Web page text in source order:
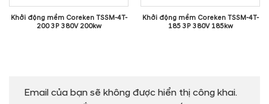
Khởi động mềm Coreken TSSM-4T-
200 3P 380V 200kw
Khởi động mềm Coreken TSSM-4T-
185 3P 380V 185kw
Email của bạn sẽ không được hiển thị công khai.